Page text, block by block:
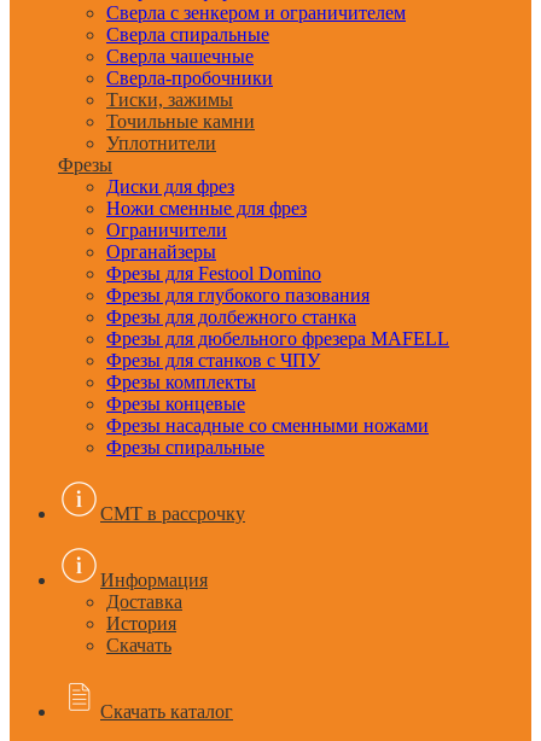
Сверла с зенкером и ограничителем
Сверла спиральные
Сверла чашечные
Сверла-пробочники
Тиски, зажимы
Точильные камни
Уплотнители
Фрезы
Диски для фрез
Ножи сменные для фрез
Ограничители
Органайзеры
Фрезы для Festool Domino
Фрезы для глубокого пазования
Фрезы для долбежного станка
Фрезы для дюбельного фрезера MAFELL
Фрезы для станков с ЧПУ
Фрезы комплекты
Фрезы концевые
Фрезы насадные со сменными ножами
Фрезы спиральные
CMT в рассрочку
Информация
Доставка
История
Скачать
Скачать каталог